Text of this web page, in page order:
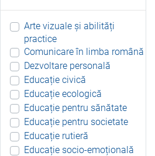
Arte vizuale și abilități
practice
Comunicare în limba română
Dezvoltare personală
Educație civică
Educație ecologică
Educație pentru sănătate
Educație pentru societate
Educație rutieră
Educație socio-emoțională